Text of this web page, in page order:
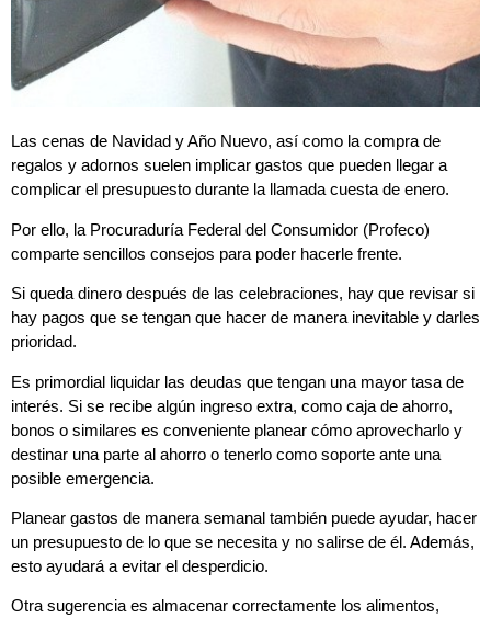
Las cenas de Navidad y Año Nuevo, así como la compra de
regalos y adornos suelen implicar gastos que pueden llegar a
complicar el presupuesto durante la llamada cuesta de enero.
Por ello, la Procuraduría Federal del Consumidor (Profeco)
comparte sencillos consejos para poder hacerle frente.
Si queda dinero después de las celebraciones, hay que revisar si
hay pagos que se tengan que hacer de manera inevitable y darles
prioridad.
Es primordial liquidar las deudas que tengan una mayor tasa de
interés. Si se recibe algún ingreso extra, como caja de ahorro,
bonos o similares es conveniente planear cómo aprovecharlo y
destinar una parte al ahorro o tenerlo como soporte ante una
posible emergencia.
Planear gastos de manera semanal también puede ayudar, hacer
un presupuesto de lo que se necesita y no salirse de él. Además,
esto ayudará a evitar el desperdicio.
Otra sugerencia es almacenar correctamente los alimentos,